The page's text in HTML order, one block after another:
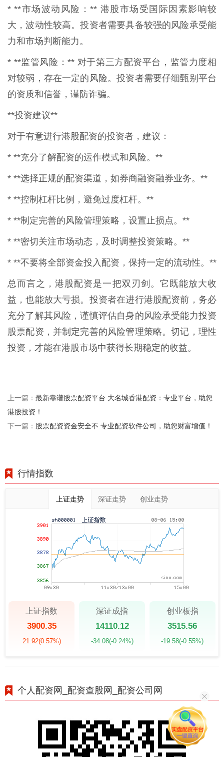
* **市场波动风险：** 港股市场受国际因素影响较
大，波动性较高。投资者需要具备较强的风险承受能
力和市场判断能力。
* **监管风险：** 对于第三方配资平台，监管力度相
对较弱，存在一定的风险。投资者需要仔细甄别平台
的资质和信誉，谨防诈骗。
**投资建议**
对于有意进行港股配资的投资者，建议：
* **充分了解配资的运作模式和风险。**
* **选择正规的配资渠道，如券商融资融券业务。**
* **控制杠杆比例，避免过度杠杆。**
* **制定完善的风险管理策略，设置止损点。**
* **密切关注市场动态，及时调整投资策略。**
* **不要将全部资金投入配资，保持一定的流动性。**
总而言之，港股配资是一把双刃剑。它既能放大收
益，也能放大亏损。投资者在进行港股配资前，务必
充分了解其风险，谨慎评估自身的风险承受能力投资
股票配资，并制定完善的风险管理策略。切记，理性
投资，才能在港股市场中获得长期稳定的收益。
上一篇： 最新靠谱股票配资平台 大名城香港配资：专业平台，助您
港股投资！
下一篇： 股票配资资金安全不 专业配资软件公司，助您财富增值！
行情指数
上证走势 深证走势 创业走势
上证指数
3900.35
21.92(0.57%)
深证成指
14110.12
-34.08(-0.24%)
创业板指
3515.56
-19.58(-0.55%)
个人配资网_配资查股网_配资公司网